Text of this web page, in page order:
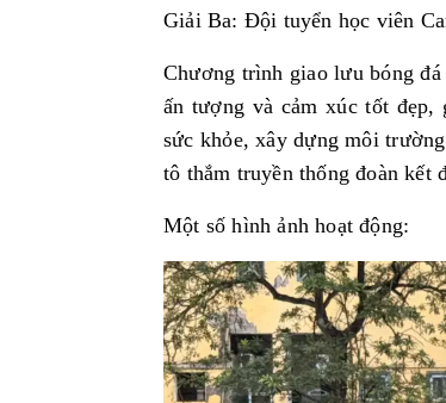
Giải Ba: Đội tuyển học viên
Chương trình giao lưu bóng
ấn tượng và cảm xúc tốt đẹp,
sức khỏe, xây dựng môi
tô thắm truyền thống đoàn kết
Một số hình ảnhhoạt động: